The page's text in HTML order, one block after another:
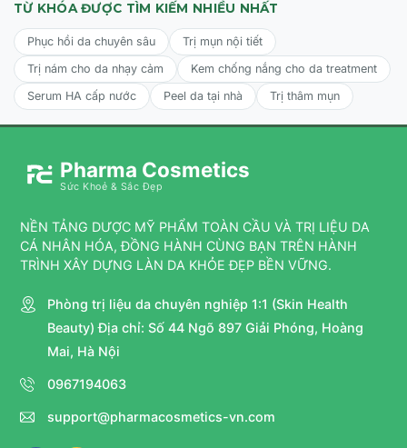
TỪ KHÓA ĐƯỢC TÌM KIẾM NHIỀU NHẤT
Phục hồi da chuyên sâu
Trị mụn nội tiết
Trị nám cho da nhạy cảm
Kem chống nắng cho da treatment
Serum HA cấp nước
Peel da tại nhà Trị thâm mụn
Pharma Cosmetics
Sức Khoẻ & Sắc Đẹp
NỀN TẢNG DƯỢC MỸ PHẨM TOÀN CẦU VÀ TRỊ LIỆU DA
CÁ NHÂN HÓA, ĐỒNG HÀNH CÙNG BẠN TRÊN HÀNH
TRÌNH XÂY DỰNG LÀN DA KHỎE ĐẸP BỀN VỮNG.
Phòng trị liệu da chuyên nghiệp 1:1 (Skin Health
Beauty) Địa chỉ: Số 44 Ngõ 897 Giải Phóng, Hoàng
Mai, Hà Nội
0967194063
support@pharmacosmetics-vn.com